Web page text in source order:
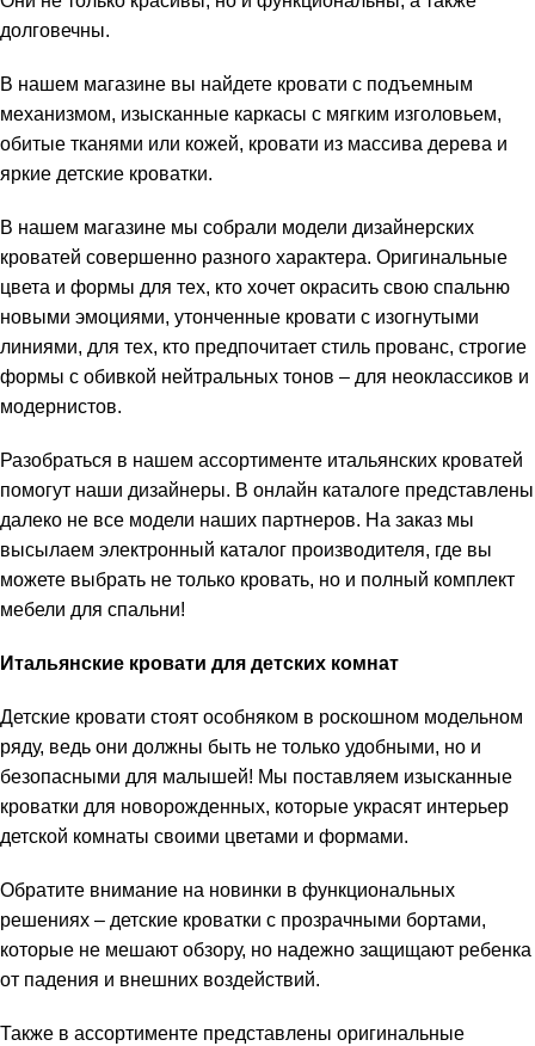
долговечны.
В нашем магазине вы найдете кровати с подъемным
механизмом, изысканные каркасы с мягким изголовьем,
обитые тканями или кожей, кровати из массива дерева и
яркие детские кроватки.
В нашем магазине мы собрали модели дизайнерских
кроватей совершенно разного характера. Оригинальные
цвета и формы для тех, кто хочет окрасить свою спальню
новыми эмоциями, утонченные кровати с изогнутыми
линиями, для тех, кто предпочитает стиль прованс, строгие
формы с обивкой нейтральных тонов – для неоклассиков и
модернистов.
Разобраться в нашем ассортименте итальянских кроватей
помогут наши дизайнеры. В онлайн каталоге представлены
далеко не все модели наших партнеров. На заказ мы
высылаем электронный каталог производителя, где вы
можете выбрать не только кровать, но и полный комплект
мебели для спальни!
Итальянские кровати для детских комнат
Детские кровати стоят особняком в роскошном модельном
ряду, ведь они должны быть не только удобными, но и
безопасными для малышей! Мы поставляем изысканные
кроватки для новорожденных, которые украсят интерьер
детской комнаты своими цветами и формами.
Обратите внимание на новинки в функциональных
решениях – детские кроватки с прозрачными бортами,
которые не мешают обзору, но надежно защищают ребенка
от падения и внешних воздействий.
Также в ассортименте представлены оригинальные